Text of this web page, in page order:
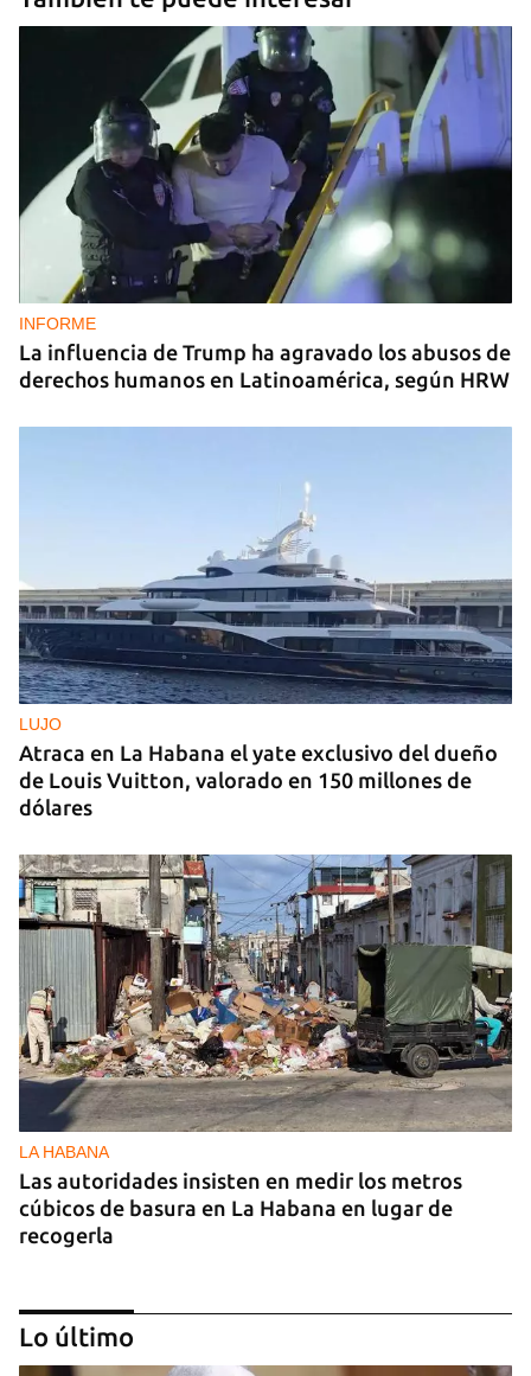
INFORME
La influencia de Trump ha agravado los abusos de
derechos humanos en Latinoamérica, según HRW
LUJO
Atraca en La Habana el yate exclusivo del dueño
de Louis Vuitton, valorado en 150 millones de
dólares
LA HABANA
Las autoridades insisten en medir los metros
cúbicos de basura en La Habana en lugar de
recogerla
Lo último